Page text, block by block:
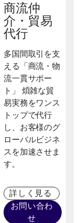
商流仲
介・貿易
代行
多国間取引を支
える「商流・物
流一貫サポー
ト」 煩雑な貿
易実務をワンス
トップで代行
し、お客様のグ
ローバルビジネ
スを加速させま
す。
詳しく見る
お問い合わ
せ